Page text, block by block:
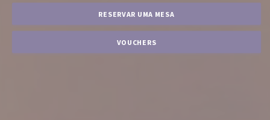
RESERVAR UMA MESA
VOUCHERS